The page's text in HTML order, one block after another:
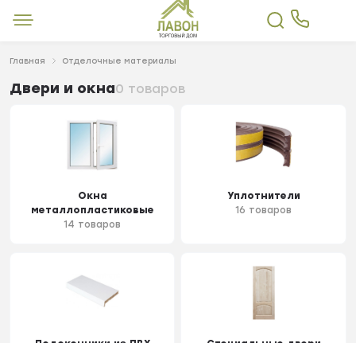
Главная Отделочные материалы
Двери и окна0 товаров
Окна
металлопластиковые
14 товаров
Уплотнители
16 товаров